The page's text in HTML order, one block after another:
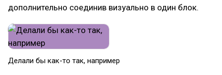
дополнительно соединив визуально в один блок.
Делали бы как-то так, например